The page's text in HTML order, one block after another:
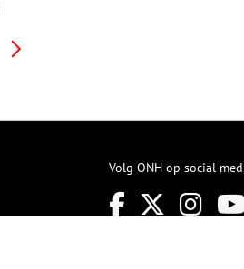
Volg ONH op social